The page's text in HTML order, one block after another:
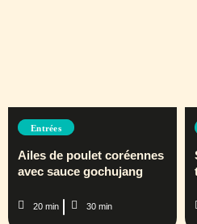
Entrées
Ailes de poulet coréennes
avec sauce gochujang
20 min 30 min